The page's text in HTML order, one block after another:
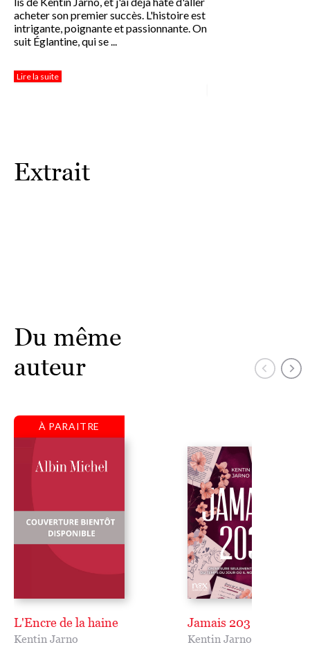
acheter son premier succès. L'histoire est
intrigante, poignante et passionnante. On
suit Églantine, qui se ...
Lire la suite
Extrait
Du même
auteur
À PARAITRE
L'Encre de la haine
Kentin Jarno
Jamais 203
Kentin Jarno